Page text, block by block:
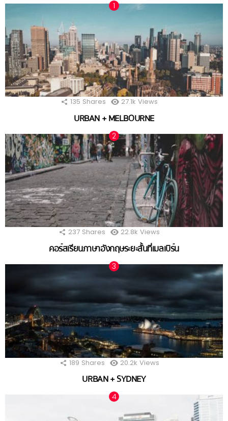
135 Shares 27.1k Views
URBAN + MELBOURNE
237 Shares 22.8k Views
คอร์สเรียนภาษาอังกฤษระยะสั้นที่เมลเบิร์น
189 Shares 20.2k Views
URBAN + SYDNEY